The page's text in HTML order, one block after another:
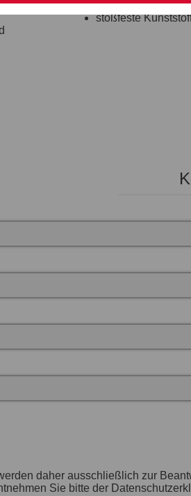
wartungsfreie
stoßfeste
daher ausschließlich zur
Sie bitte der